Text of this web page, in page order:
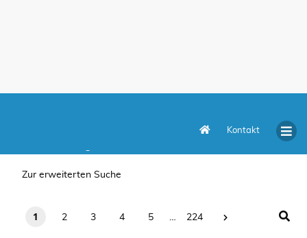
Kontakt
Zur erweiterten Suche
1 2 3 4 5 … 224